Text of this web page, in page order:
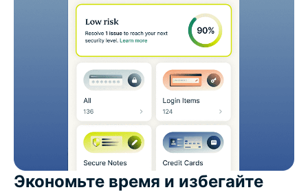
Экономьте время и избегайте